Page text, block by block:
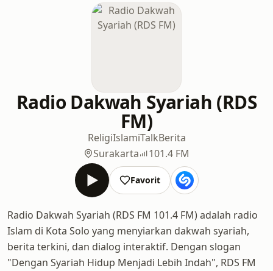
Radio Dakwah Syariah (RDS
FM)
ReligiIslamiTalkBerita
Surakarta
101.4 FM
Favorit
Radio Dakwah Syariah (RDS FM 101.4 FM) adalah radio
Islam di Kota Solo yang menyiarkan dakwah syariah,
berita terkini, dan dialog interaktif. Dengan slogan
"Dengan Syariah Hidup Menjadi Lebih Indah", RDS FM